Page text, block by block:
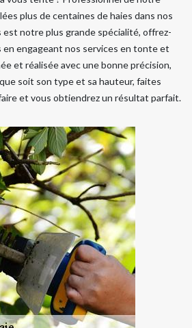
plus de centaines de haies dans nos
est notre plus grande spécialité, offrez-
en engageant nos services en tonte et
et réalisée avec une bonne précision,
soit son type et sa hauteur, faites
et vous obtiendrez un résultat parfait.